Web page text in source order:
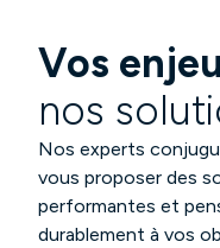
Vos
nos
Nos experts
vous proposer des
performantes et
durablement à vos